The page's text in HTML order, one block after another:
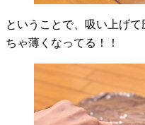
ということで、吸い上げ
ちゃ薄くなってる！！